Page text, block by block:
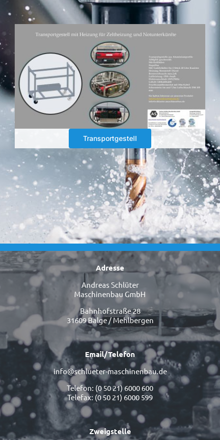
Transportgestell
Adresse
Andreas Schlüter
Maschinenbau GmbH
Bahnhofstraße 28
31609 Balge / Mehlbergen
Email/Telefon
info@schlueter-maschinenbau.de
Telefon: (0 50 21) 6000 600
Telefax: (0 50 21) 6000 599
Zweigstelle